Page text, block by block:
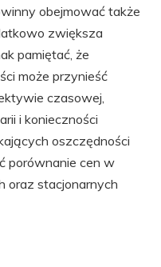
obejmować także
zwiększa
pamiętać, że
może przynieść
czasowej,
i konieczności
oszczędności
porównanie cen w
oraz stacjonarnych